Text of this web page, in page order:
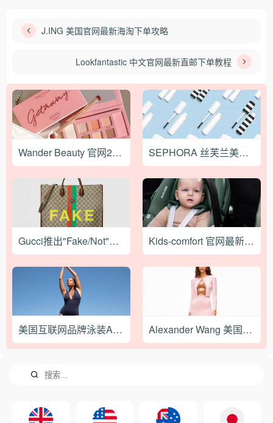
J.ING 美国官网最新海淘下单攻略
Lookfantastic 中文官网最新直邮下单教程
Wander Beauty 官网2023最新海淘攻略 SEPHORA 丝芙兰美国官网2021最新海淘攻略
Gucci推出"Fake/Not"系列新品！ Kids-comfort 官网最新海淘下单攻略
美国互联网品牌泳装Andie-Swim 完成650万美元A轮融资 Alexander Wang 美国官网最新海淘攻略教程